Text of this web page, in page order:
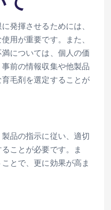
発揮させるためには、
用が重要です。また、
については、個人の価
前の情報収集や他製品
毛剤を選定することが
品の指示に従い、適切
ことが必要です。ま
とで、更に効果が高ま